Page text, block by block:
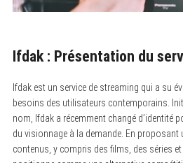
Ifdak : Présentation du
Ifdak est un service de streaming qui a su
besoins des utilisateurs contemporains.
nom, Ifdak a récemment changé d’identité
du visionnage à la demande. En proposant
contenus, y compris des films, des séries